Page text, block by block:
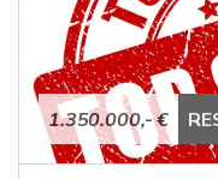
1.350.000,- €